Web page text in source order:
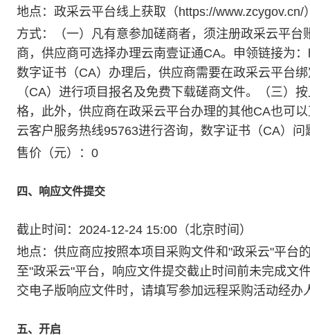
地点：政采云平台线上获取（https://www.zcygov.cn/
方式：（一）凡有意参加磋商者，须注册政采云平
商，供应商可选择办理云南壹证通CA。申领链接为
数字证书（CA）办理后，供应商需要在政采云平台
（CA）进行项目报名及免费下载磋商文件。（三）
格，此外，供应商在政采云平台办理的其他CA也可
云客户服务热线95763进行咨询，数字证书（CA）
售价（元）：0
四、响应文件提交
截止时间：2024-12-24 15:00（北京时间）
地点：供应商应按照本项目采购文件和"政采云"平台
至"政采云"平台，响应文件提交截止时间前未完成文
交电子版响应文件时，请填写参加远程采购活动经办
五、开启